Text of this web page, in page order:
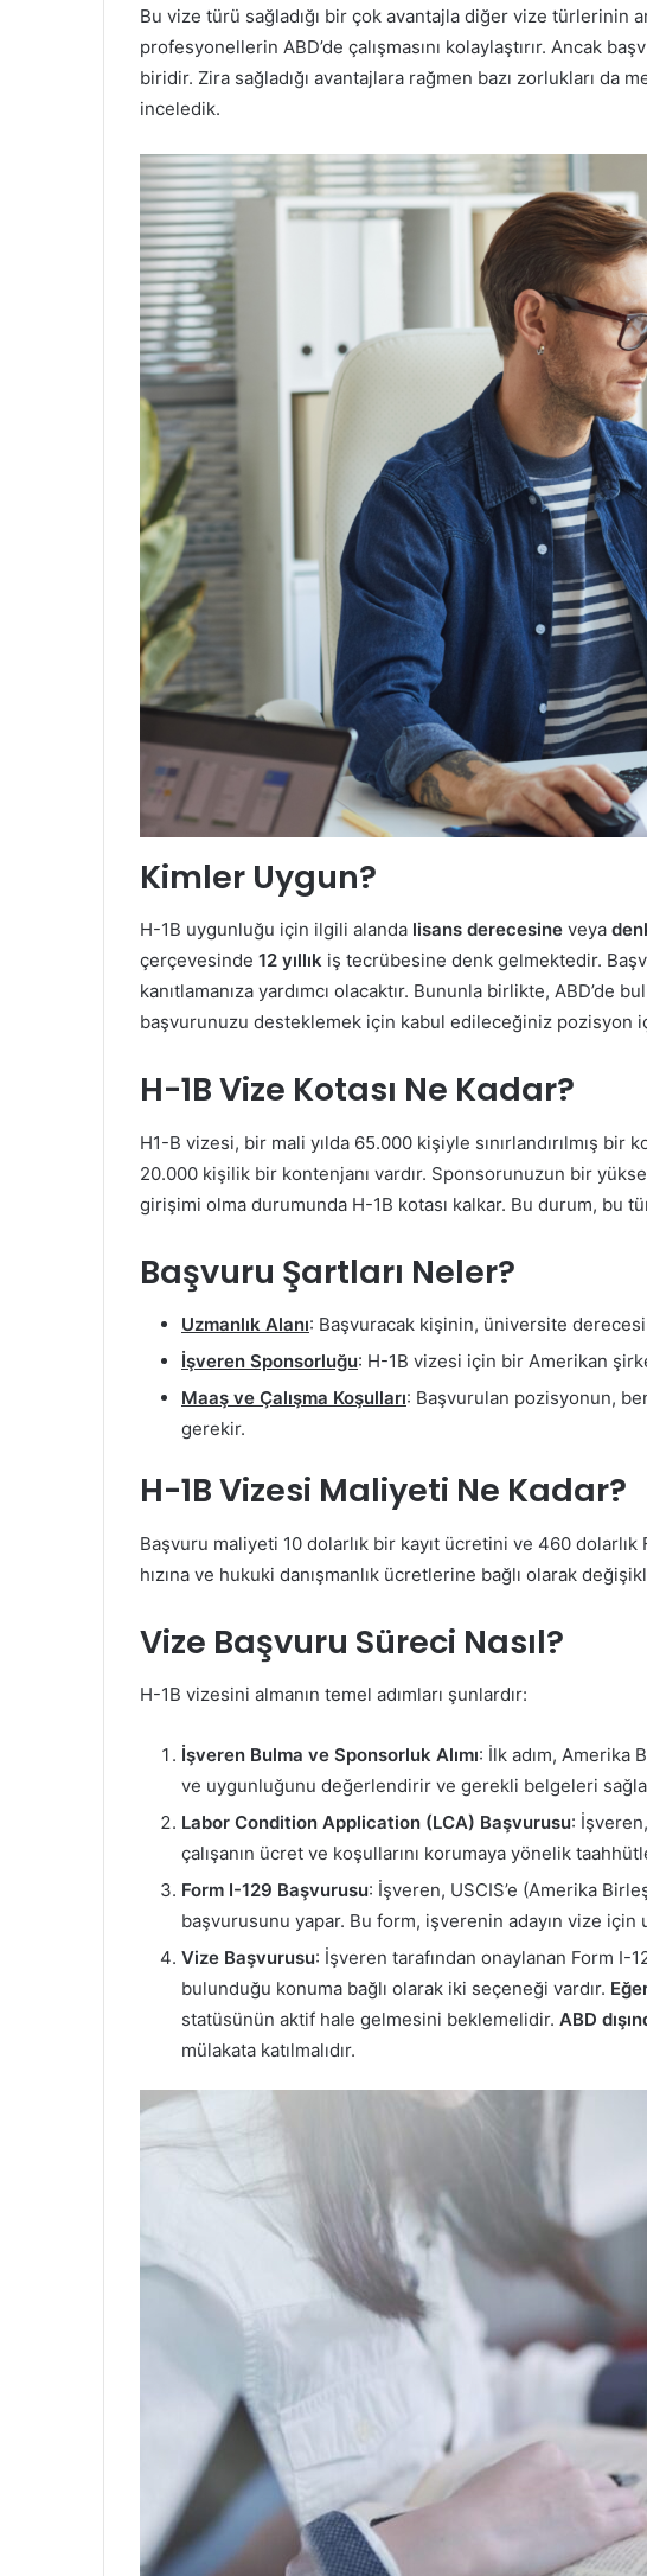
Bu vize türü sağladığı bir çok avantajla diğer vize türlerinin
profesyonellerin ABD’de çalışmasını kolaylaştırır. Ancak
biridir. Zira sağladığı avantajlara rağmen bazı zorlukları da
inceledik.
Kimler Uygun?
H-1B uygunluğu için ilgili alanda lisans derecesine veya
çerçevesinde 12 yıllık iş tecrübesine denk gelmektedir.
kanıtlamanıza yardımcı olacaktır. Bununla birlikte,
başvurunuzu desteklemek için kabul edileceğiniz pozisyon
H-1B Vize Kotası Ne Kadar?
H1-B vizesi, bir mali yılda 65.000 kişiyle sınırlandırılmış
20.000 kişilik bir kontenjanı vardır. Sponsorunuzun bir
girişimi olma durumunda H-1B kotası kalkar. Bu durum, bu
Başvuru Şartları Neler?
Uzmanlık Alanı: Başvuracak kişinin, üniversite
İşveren Sponsorluğu: H-1B vizesi için bir Amerikan
Maaş ve Çalışma Koşulları: Başvurulan pozisyonun,
gerekir.
H-1B Vizesi Maliyeti Ne Kadar?
Başvuru maliyeti 10 dolarlık bir kayıt ücretini ve 460
hızına ve hukuki danışmanlık ücretlerine bağlı olarak
Vize Başvuru Süreci Nasıl?
H-1B vizesini almanın temel adımları şunlardır:
İşveren Bulma ve Sponsorluk Alımı: İlk adım, Amerika
ve uygunluğunu değerlendirir ve gerekli belgeleri
Labor Condition Application (LCA) Başvurusu:
çalışanın ücret ve koşullarını korumaya yönelik
Form I-129 Başvurusu: İşveren, USCIS’e (Amerika
başvurusunu yapar. Bu form, işverenin adayın vize
Vize Başvurusu: İşveren tarafından onaylanan Form I-
bulunduğu konuma bağlı olarak iki seçeneği vardır.
statüsünün aktif hale gelmesini beklemelidir. ABD
mülakata katılmalıdır.